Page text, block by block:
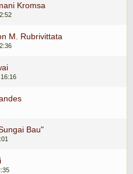
Kromsa
M. Rubrivittata
Bau"